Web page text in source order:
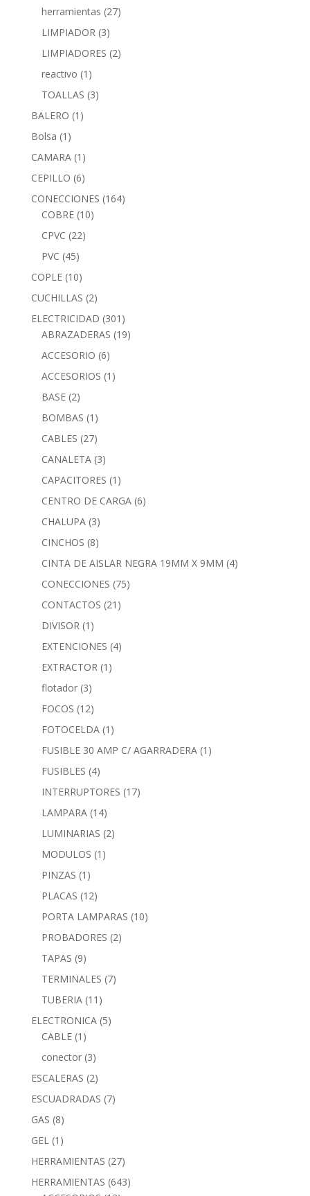
herramientas (27)
LIMPIADOR (3)
LIMPIADORES (2)
reactivo (1)
TOALLAS (3)
BALERO (1)
Bolsa (1)
CAMARA (1)
CEPILLO (6)
CONECCIONES (164)
COBRE (10)
CPVC (22)
PVC (45)
COPLE (10)
CUCHILLAS (2)
ELECTRICIDAD (301)
ABRAZADERAS (19)
ACCESORIO (6)
ACCESORIOS (1)
BASE (2)
BOMBAS (1)
CABLES (27)
CANALETA (3)
CAPACITORES (1)
CENTRO DE CARGA (6)
CHALUPA (3)
CINCHOS (8)
CINTA DE AISLAR NEGRA 19MM X 9MM (4)
CONECCIONES (75)
CONTACTOS (21)
DIVISOR (1)
EXTENCIONES (4)
EXTRACTOR (1)
flotador (3)
FOCOS (12)
FOTOCELDA (1)
FUSIBLE 30 AMP C/ AGARRADERA (1)
FUSIBLES (4)
INTERRUPTORES (17)
LAMPARA (14)
LUMINARIAS (2)
MODULOS (1)
PINZAS (1)
PLACAS (12)
PORTA LAMPARAS (10)
PROBADORES (2)
TAPAS (9)
TERMINALES (7)
TUBERIA (11)
ELECTRONICA (5)
CABLE (1)
conector (3)
ESCALERAS (2)
ESCUADRADAS (7)
GAS (8)
GEL (1)
HERRAMIENTAS (27)
HERRAMIENTAS (643)